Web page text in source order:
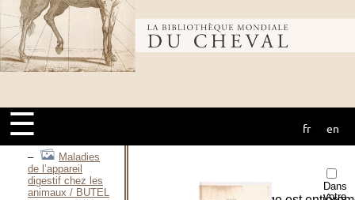
Bibliothèque
mondiale du
cheval
☰ fr en
à l’étude de
l’évolution de la
pathologie
animale / BUSSE
Jean-Claude,
1952
Pferde / BUSSE
Philipp Ludwig
Maladies
de l’appareil
digestif chez les
animaux / BUTEL
Dans
votre